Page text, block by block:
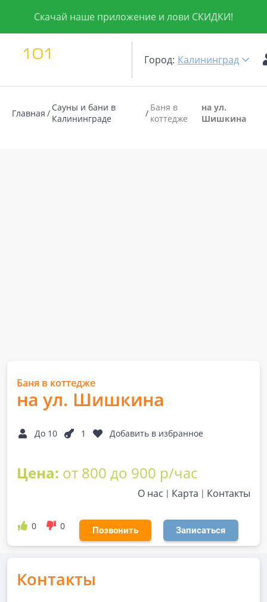
Скачай наше приложение и лови СКИДКИ!
Город: Калининград
Главная
Сауны и бани в
Калининграде
Баня в
коттедже
на ул.
Шишкина
Баня в коттедже
на ул. Шишкина
До 10 1 Добавить в избранное
Цена: от 800 до 900 р/час
О нас Карта Контакты
0 0 Позвонить Записаться
Контакты